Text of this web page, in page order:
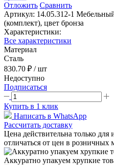
Отложить Сравнить
Артикул: 14.05.312-1
(комплект), цвет бронза
Характеристики:
Все характеристики
Материал
Сталь
830.70 ₽ / шт
Недоступно
Подписаться
Купить в 1 клик
Написать в WhatsApp
Рассчитать доставку
Цена действительна только
отличаться от цен в розничных
Аккуратно упакуем хрупкие